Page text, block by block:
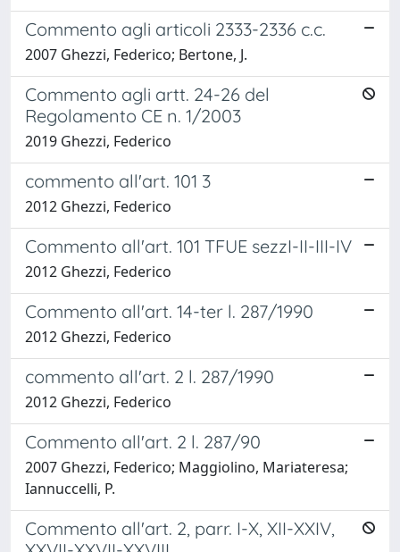
Commento agli articoli 2333-2336 c.c.
2007 Ghezzi, Federico; Bertone, J.
Commento agli artt. 24-26 del
Regolamento CE n. 1/2003
2019 Ghezzi, Federico
commento all'art. 101 3
2012 Ghezzi, Federico
Commento all'art. 101 TFUE sezzI-II-III-IV
2012 Ghezzi, Federico
Commento all'art. 14-ter l. 287/1990
2012 Ghezzi, Federico
commento all'art. 2 l. 287/1990
2012 Ghezzi, Federico
Commento all'art. 2 l. 287/90
2007 Ghezzi, Federico; Maggiolino, Mariateresa;
Iannuccelli, P.
Commento all'art. 2, parr. I-X, XII-XXIV,